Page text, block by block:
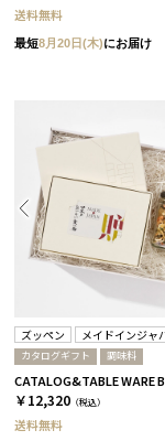
送料無料
最短8月20日(木)にお届け
ズッペン メイドインジャ
カタログギフト 調味料
￥12,320 （税込）
送料無料